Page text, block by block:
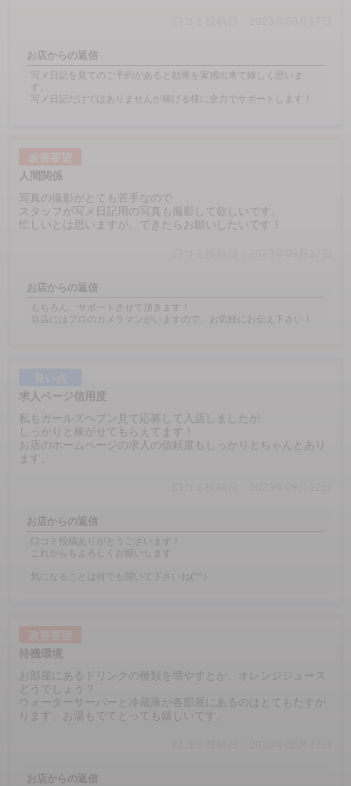
お店からの返信
写メ日記を見てのご予約があると効果を実感出来て嬉しく思いま
す。
写メ日記だけではありませんが稼げる様に全力でサポートします！
人間関係
写真の撮影がとても苦手なので
スタッフが写メ日記用の写真も撮影して欲しいです。
忙しいとは思いますが、できたらお願いしたいです！
お店からの返信
もちろん、サポートさせて頂きます！
当店にはプロのカメラマンがいますので、お気軽にお伝え下さい！
求人ページ信用度
私もガールズヘブン見て応募して入店しましたが
しっかりと稼がせてもらえてます！
お店のホームページの求人の信頼度もしっかりとちゃんとあり
ます。
お店からの返信
口コミ投稿ありがとうございます！
これからもよろしくお願いします
気になることは何でも聞いて下さいね(^^♪
待機環境
お部屋にあるドリンクの種類を増やすとか、オレンジジュース
どうでしょう？
ウォーターサーバーと冷蔵庫が各部屋にあるのはとてもたすか
ります。お湯もでてとっても嬉しいです。
お店からの返信